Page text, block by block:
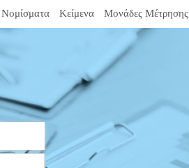
Νομίσματα Κείμενα Μονάδες Μέτρησης